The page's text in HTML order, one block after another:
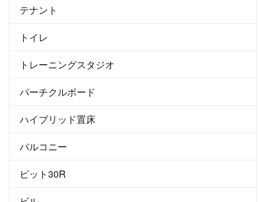
テナント
トイレ
トレーニングスタジオ
パーチクルボード
ハイブリッド置床
バルコニー
ピット30R